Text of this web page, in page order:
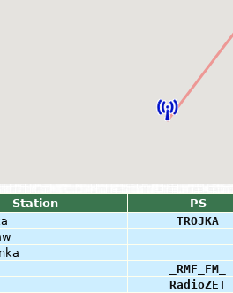
Station
PS
_TROJKA_
_RMF_FM_
RadioZET